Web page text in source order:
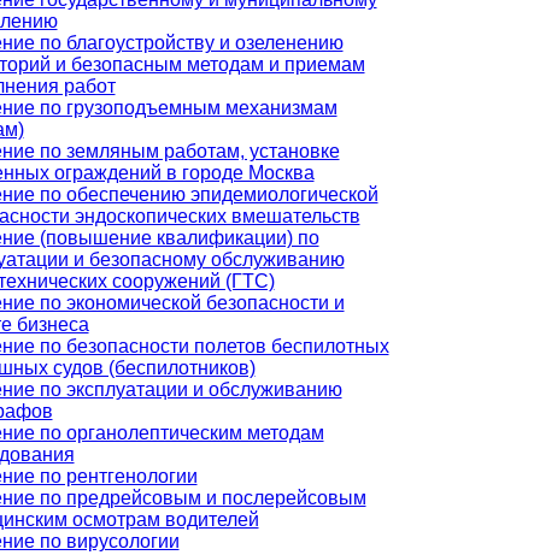
по благоустройству и озеленению
и безопасным методам и приемам
работ
по грузоподъемным механизмам
по земляным работам, установке
ограждений в городе Москва
по обеспечению эпидемиологической
эндоскопических вмешательств
(повышение квалификации) по
и безопасному обслуживанию
сооружений (ГТС)
по экономической безопасности и
бизнеса
по безопасности полетов беспилотных
судов (беспилотников)
по эксплуатации и обслуживанию
по органолептическим методам
по рентгенологии
по предрейсовым и послерейсовым
осмотрам водителей
по вирусологии